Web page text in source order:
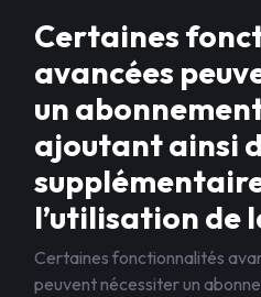
Certaines
avancées
un
ajoutant ainsi
l’utilisation de
Certaines fonctionnalités
peuvent nécessiter un